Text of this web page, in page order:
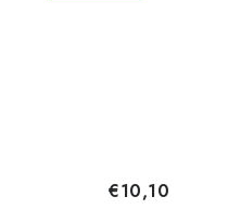
€10,10